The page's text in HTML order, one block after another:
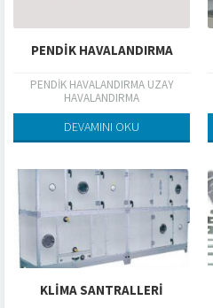
PENDİK HAVALANDIRMA
PENDİK HAVALANDIRMA UZAY
HAVALANDIRMA
DEVAMINI OKU
KLIMA SANTRALLERI